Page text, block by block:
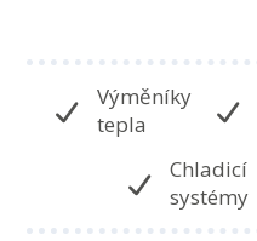
Výměníky
tepla
Chladicí
systémy